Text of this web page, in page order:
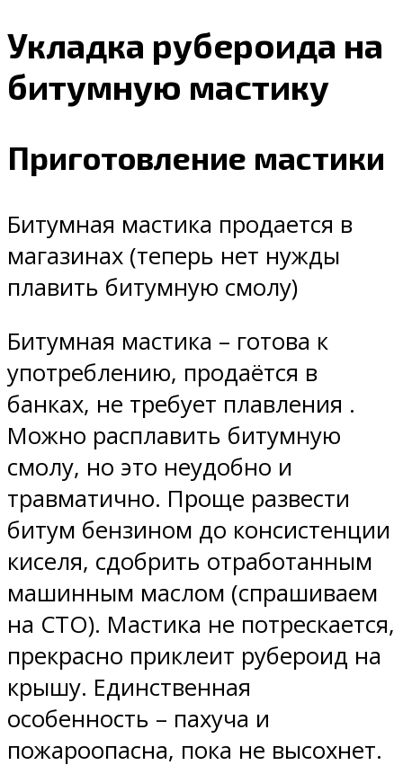
Укладка рубероида на
битумную мастику
Приготовление мастики
Битумная мастика продается в
магазинах (теперь нет нужды
плавить битумную смолу)
Битумная мастика – готова к
употреблению, продаётся в
банках, не требует плавления .
Можно расплавить битумную
смолу, но это неудобно и
травматично. Проще развести
битум бензином до консистенции
киселя, сдобрить отработанным
машинным маслом (спрашиваем
на СТО). Мастика не потрескается,
прекрасно приклеит рубероид на
крышу. Единственная
особенность – пахуча и
пожароопасна, пока не высохнет.